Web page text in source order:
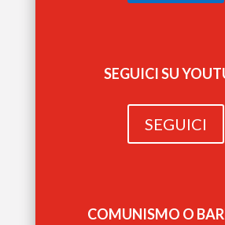
SEGUICI SU
SEGUICI
COMUNISMO O